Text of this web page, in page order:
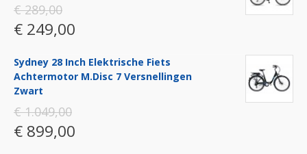
€ 289,00
€ 249,00
Sydney 28 Inch Elektrische Fiets
Achtermotor M.disc 7 Versnellingen
Zwart
€ 1.049,00
€ 899,00